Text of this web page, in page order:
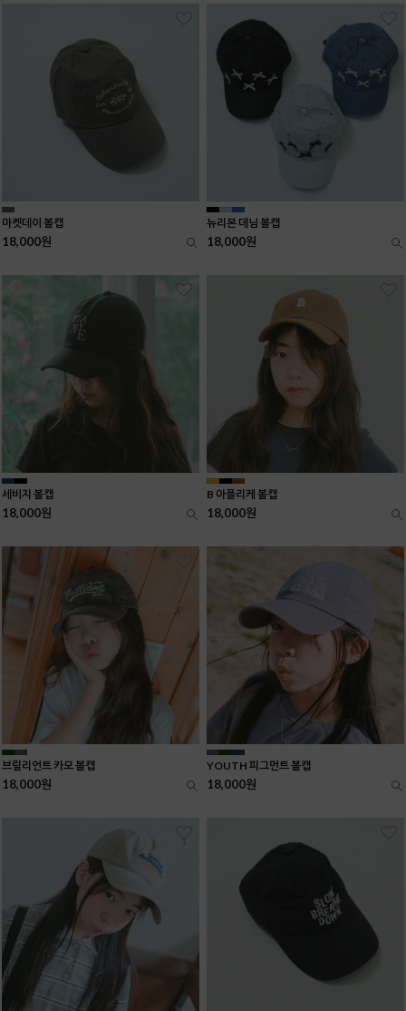
마켓데이 볼캡
18,000원
뉴리본 데님 볼캡
18,000원
세비지 볼캡
18,000원
B 아플리케 볼캡
18,000원
브릴리언트 카모 볼캡
18,000원
YOUTH 피그먼트 볼캡
18,000원